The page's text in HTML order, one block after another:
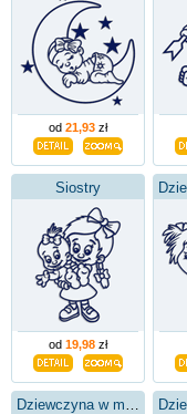
od 21,93 zł
Siostry
od 19,98 zł